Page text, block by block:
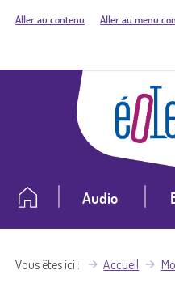
Aller au contenu Aller au menu
Audio
Vous êtes ici Accueil